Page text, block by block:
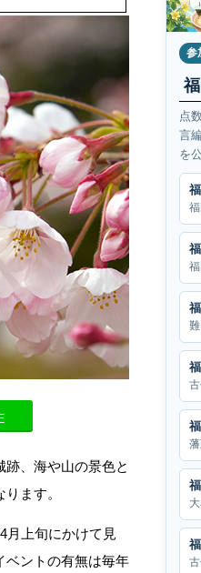
、海や山の景色と
ます。
月上旬にかけて見
ベントの有無は毎年
参
点
言
を